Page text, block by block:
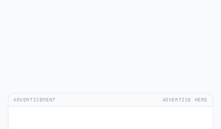
ADVERTISEMENT ADVERTISE HERE